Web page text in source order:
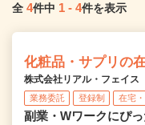
全 4件中 1 - 4件を表示
化粧品・サプリの
株式会社リアル・フェイス
業務委託 登録制 在宅
副業・Wワークにぴ